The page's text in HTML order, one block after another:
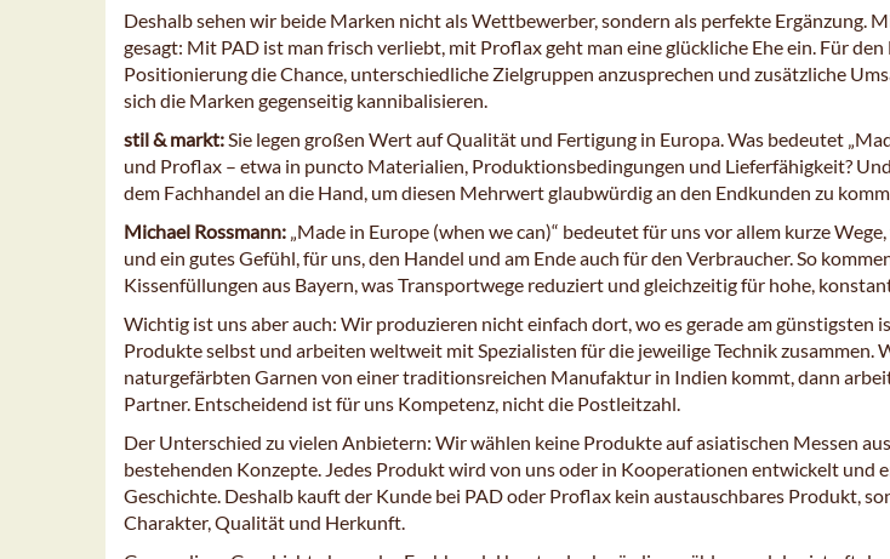
Deshalb sehen wir beide Marken nicht als Wettbewerber, sondern als perfekte Ergänzung.
gesagt: Mit PAD ist man frisch verliebt, mit Proflax geht man eine glückliche Ehe ein. Für
Positionierung die Chance, unterschiedliche Zielgruppen anzusprechen und zusätzliche
sich die Marken gegenseitig kannibalisieren.
stil & markt:Sie legen großen Wert auf Qualität und Fertigung in Europa. Was bedeutet
und Proflax – etwa in puncto Materialien, Produktionsbedingungen und Lieferfähigkeit?
dem Fachhandel an die Hand, um diesen Mehrwert glaubwürdig an den Endkunden zu
Michael Rossmann: „Made in Europe (when we can)“ bedeutet für uns vor allem kurze
und ein gutes Gefühl, für uns, den Handel und am Ende auch für den Verbraucher. So
Kissenfüllungen aus Bayern, was Transportwege reduziert und gleichzeitig für hohe,
Wichtig ist uns aber auch: Wir produzieren nicht einfach dort, wo es gerade am günstigsten
Produkte selbst und arbeiten weltweit mit Spezialisten für die jeweilige Technik zusammen.
naturgefärbten Garnen von einer traditionsreichen Manufaktur in Indien kommt, dann
Partner. Entscheidend ist für uns Kompetenz, nicht die Postleitzahl.
Der Unterschied zu vielen Anbietern: Wir wählen keine Produkte auf asiatischen Messen
bestehenden Konzepte. Jedes Produkt wird von uns oder in Kooperationen entwickelt und
Geschichte. Deshalb kauft der Kunde bei PAD oder Proflax kein austauschbares Produkt,
Charakter, Qualität und Herkunft.